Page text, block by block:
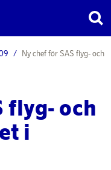
Ny chef för SAS flyg- och
flyg- och
i